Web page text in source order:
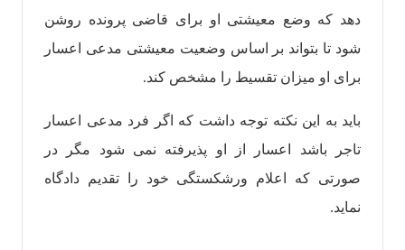
دهد که وضع معیشتی او برای قاضی پرونده روشن
شود تا بتواند بر اساس وضعیت معیشتی مدعی اعسار
برای او میزان تقسیط را مشخص کند.
باید به این نکته توجه داشت که اگر فرد مدعی اعسار
تاجر باشد اعسار از او پذیرفته نمی شود مگر در
صورتی که اعلام ورشکستگی خود را تقدیم دادگاه
نماید.